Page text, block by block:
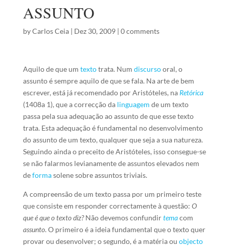
ASSUNTO
byCarlos Ceia| Dez 30, 2009| 0 comments
Aquilo de que um textotrata. Num discursooral, o
assunto é sempre aquilo de que se fala. Na arte de bem
escrever, está já recomendado por Aristóteles, na Retórica
(1408a 1), que a correcção da linguagem de um texto
passa pela sua adequação ao assunto de que esse texto
trata. Esta adequação é fundamental no desenvolvimento
do assunto de um texto, qualquer que seja a sua natureza.
Seguindo ainda o preceito de Aristóteles, isso consegue-se
se não falarmos levianamente de assuntos elevados nem
deformasolene sobre assuntos triviais.
A compreensão de um texto passa por um primeiro teste
que consiste em responder correctamente à questão: O
que é que o texto diz?Não devemos confundirtemacom
assunto. O primeiro é a ideia fundamental que o texto quer
provar ou desenvolver; o segundo, é a matéria ou objecto